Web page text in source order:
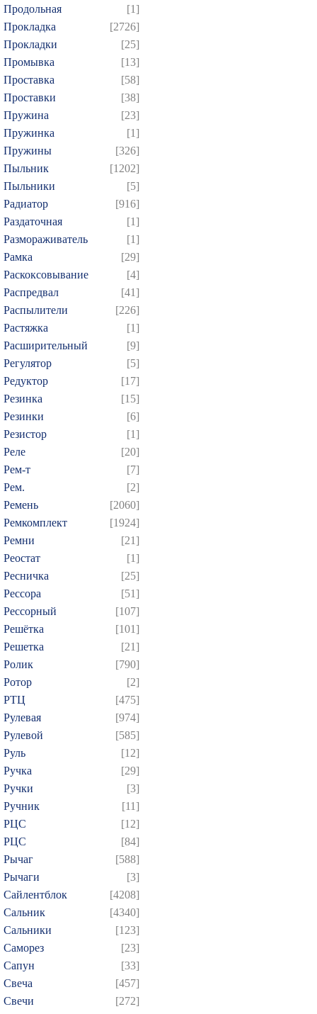
Продольная
[1]
Прокладка
[2726]
Прокладки
[25]
Промывка
[13]
Проставка
[58]
Проставки
[38]
Пружина
[23]
Пружинка
[1]
Пружины
[326]
Пыльник
[1202]
Пыльники
[5]
Радиатор
[916]
Раздаточная
[1]
Размораживатель
[1]
Рамка
[29]
Раскоксовывание
[4]
Распредвал
[41]
Распылители
[226]
Растяжка
[1]
Расширительный
[9]
Регулятор
[5]
Редуктор
[17]
Резинка
[15]
Резинки
[6]
Резистор
[1]
Реле
[20]
Рем-т
[7]
Рем.
[2]
Ремень
[2060]
Ремкомплект
[1924]
Ремни
[21]
Реостат
[1]
Ресничка
[25]
Рессора
[51]
Рессорный
[107]
Решётка
[101]
Решетка
[21]
Ролик
[790]
Ротор
[2]
РТЦ
[475]
Рулевая
[974]
Рулевой
[585]
Руль
[12]
Ручка
[29]
Ручки
[3]
Ручник
[11]
РЦC
[12]
РЦС
[84]
Рычаг
[588]
Рычаги
[3]
Сайлентблок
[4208]
Сальник
[4340]
Сальники
[123]
Саморез
[23]
Сапун
[33]
Свеча
[457]
Свечи
[272]